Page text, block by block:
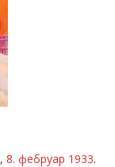
,8. фебруар 1933.